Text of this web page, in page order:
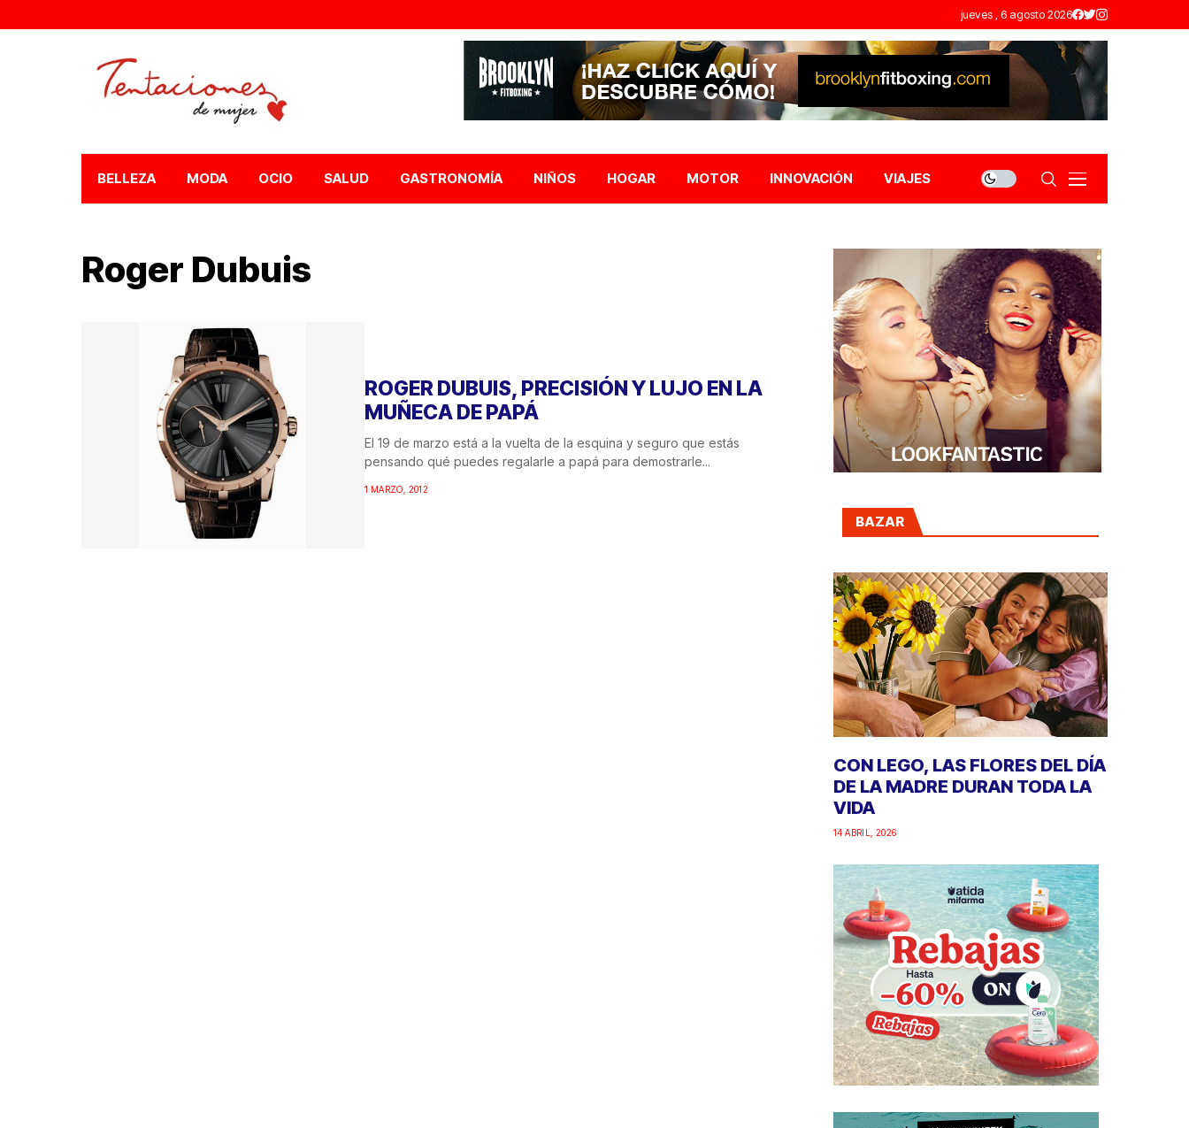
jueves , 6 agosto 2026
BELLEZA MODA OCIO SALUD GASTRONOMÍA NIÑOS HOGAR MOTOR INNOVACIÓN VIAJES
Roger Dubuis
ROGER DUBUIS, PRECISIÓN Y LUJO EN LA
MUÑECA DE PAPÁ
El 19 de marzo está a la vuelta de la esquina y seguro que estás
pensando qué puedes regalarle a papá para demostrarle...
1 MARZO, 2012
BAZAR
CON LEGO, LAS FLORES DEL DÍA
DE LA MADRE DURAN TODA LA
VIDA
14 ABRIL, 2026